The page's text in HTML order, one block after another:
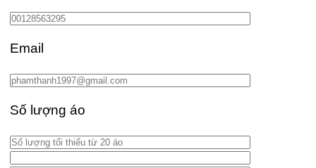
Email
Số lượng áo